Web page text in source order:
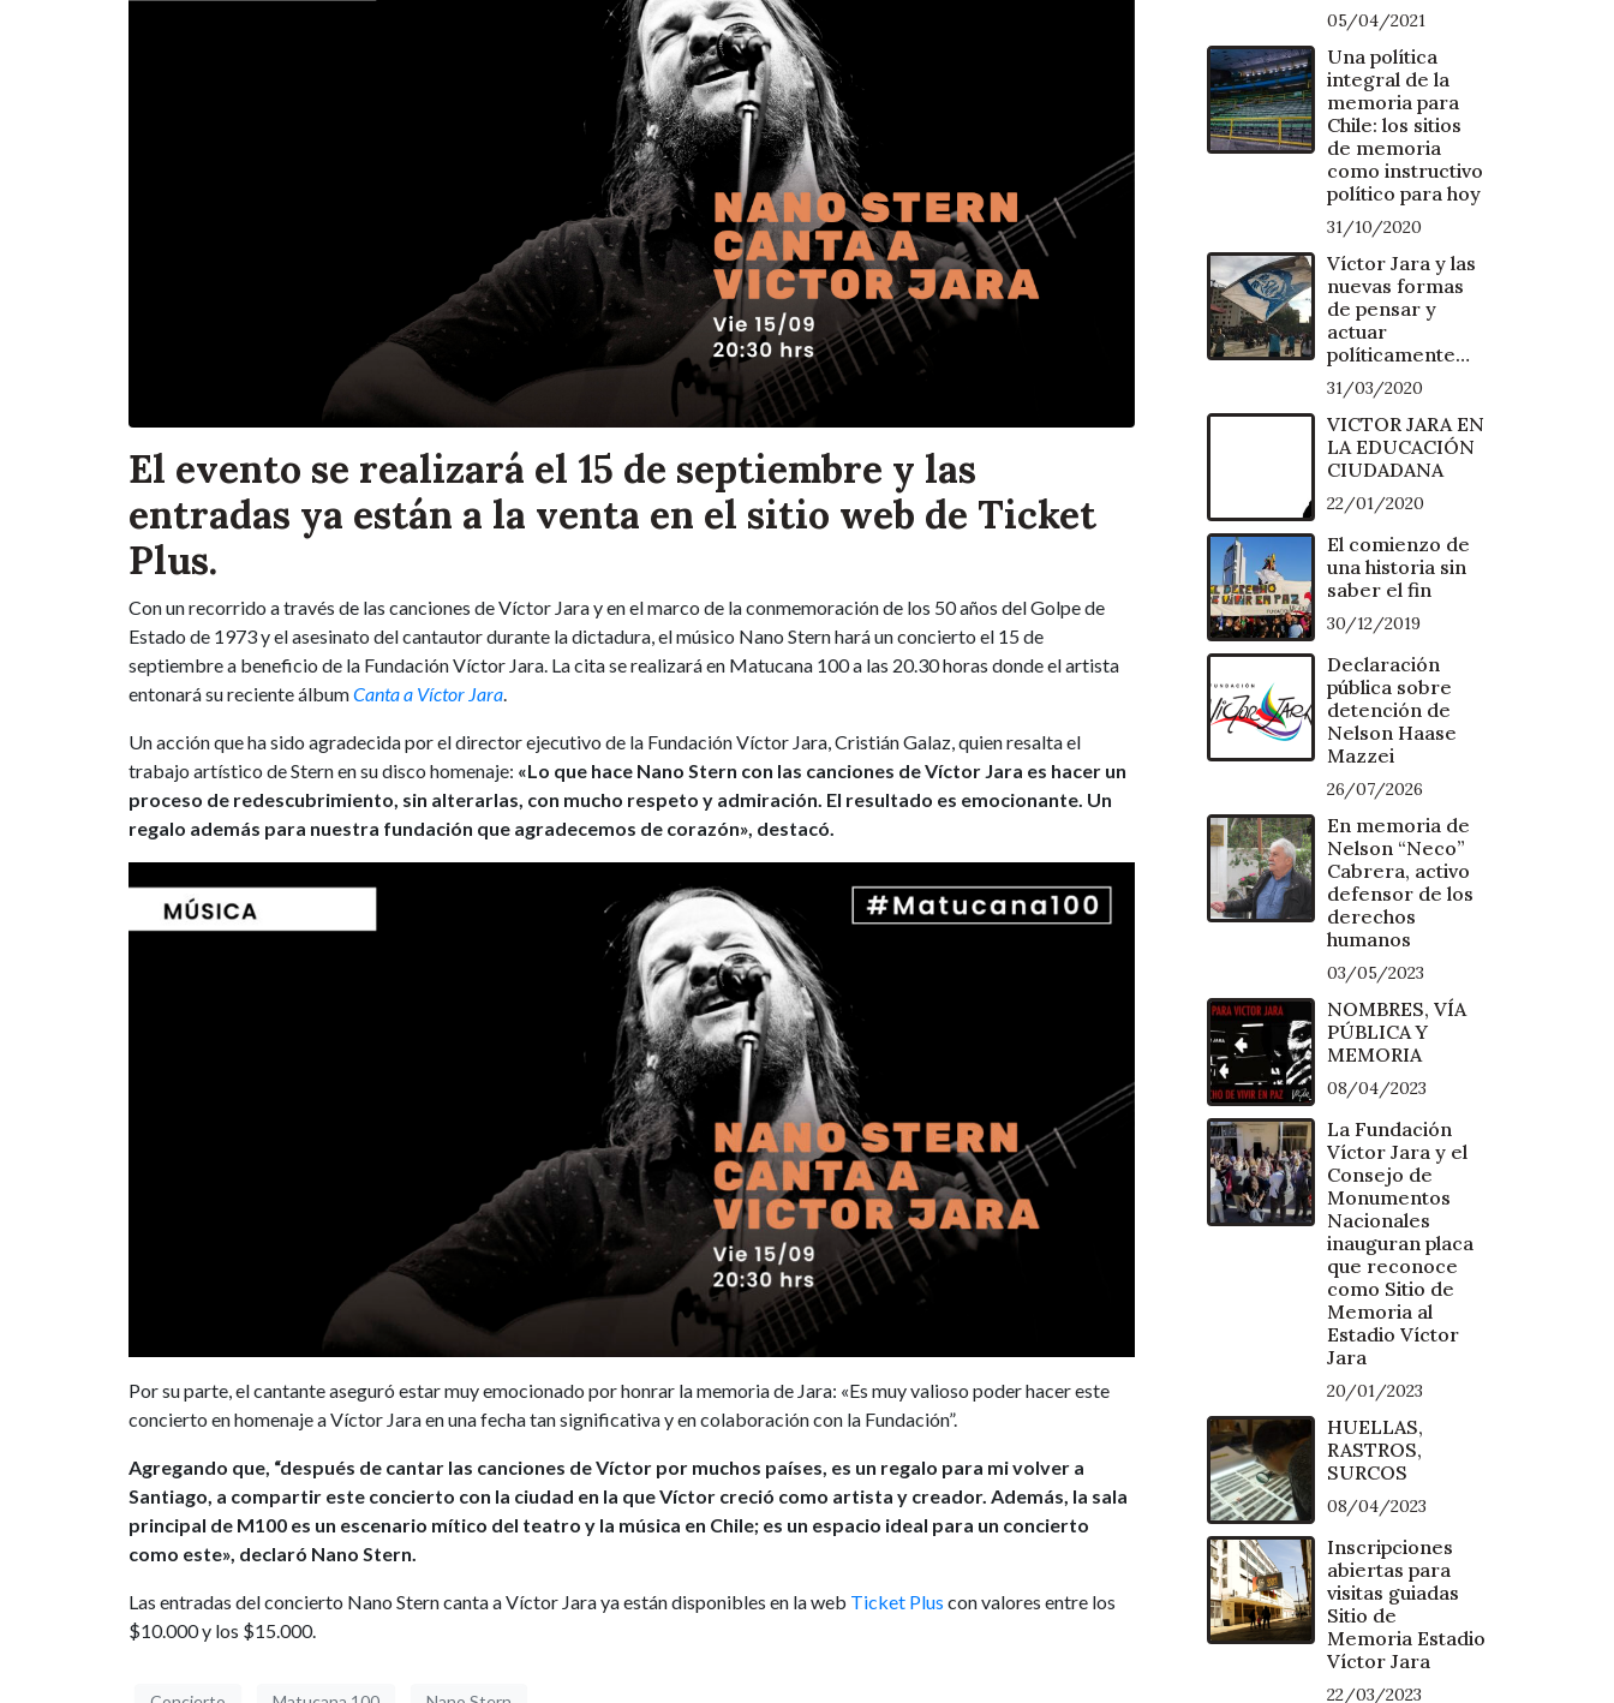
El evento se realizará el 15 de septiembre y las
entradas ya están a la venta en el sitio web de Ticket
Plus.
Con un recorrido a través de las canciones de Víctor Jara y en el marco de la conmemoración de los 50 años del Golpe de
Estado de 1973 y el asesinato del cantautor durante la dictadura, el músico Nano Stern hará un concierto el 15 de
septiembre a beneficio de la Fundación Víctor Jara. La cita se realizará en Matucana 100 a las 20.30 horas donde el artista
entonará su reciente álbumCanta a Víctor Jara
Un acción que ha sido agradecida por el director ejecutivo de la Fundación Víctor Jara, Cristián Galaz, quien resalta el
trabajo artístico de Stern en su disco homenaje: «Lo que hace Nano Stern con las canciones de Víctor Jara es hacer un
proceso de redescubrimiento, sin alterarlas, con mucho respeto y admiración. El resultado es emocionante. Un
regalo además para nuestra fundación que agradecemos de corazón», destacó.
Por su parte, el cantante aseguró estar muy emocionado por honrar la memoria de Jara: «Es muy valioso poder hacer este
concierto en homenaje a Víctor Jara en una fecha tan significativa y en colaboración con la Fundación”.
Agregando que, “después de cantar las canciones de Víctor por muchos países, es un regalo para mi volver a
Santiago, a compartir este concierto con la ciudad en la que Víctor creció como artista y creador. Además, la sala
principal de M100 es un escenario mítico del teatro y la música en Chile; es un espacio ideal para un concierto
como este», declaró Nano Stern.
Las entradas del concierto Nano Stern canta a Víctor Jara ya están disponibles en la web Ticket Plus con valores entre los
$10.000 y los $15.000.
05/04/2021
Una política
integral de la
memoria para
Chile: los sitios
de memoria
como instructivo
político para hoy
31/10/2020
Víctor Jara y las
nuevas formas
de pensar y
actuar
políticamente…
31/03/2020
VICTOR JARA EN
LA EDUCACIÓN
CIUDADANA
22/01/2020
El comienzo de
una historia sin
saber el fin
30/12/2019
Declaración
pública sobre
detención de
Nelson Haase
Mazzei
26/07/2026
En memoria de
Nelson “Neco”
Cabrera, activo
defensor de los
derechos
humanos
03/05/2023
NOMBRES, VÍA
PÚBLICA Y
MEMORIA
08/04/2023
La Fundación
Víctor Jara y el
Consejo de
Monumentos
Nacionales
inauguran placa
que reconoce
como Sitio de
Memoria al
Estadio Víctor
Jara
20/01/2023
HUELLAS,
RASTROS,
SURCOS
08/04/2023
Inscripciones
abiertas para
visitas guiadas
Sitio de
Memoria Estadio
Víctor Jara
22/03/2023